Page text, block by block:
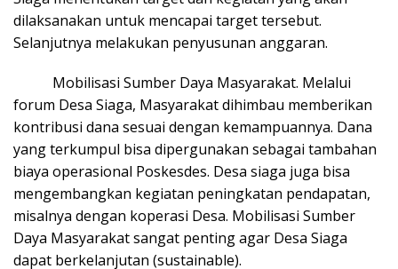
dilaksanakan untuk mencapai target tersebut.
Selanjutnya melakukan penyusunan anggaran.
Mobilisasi Sumber Daya Masyarakat. Melalui
forum Desa Siaga, Masyarakat dihimbau memberikan
kontribusi dana sesuai dengan kemampuannya. Dana
yang terkumpul bisa dipergunakan sebagai tambahan
biaya operasional Poskesdes. Desa siaga juga bisa
mengembangkan kegiatan peningkatan pendapatan,
misalnya dengan koperasi Desa. Mobilisasi Sumber
Daya Masyarakat sangat penting agar Desa Siaga
dapat berkelanjutan (sustainable).